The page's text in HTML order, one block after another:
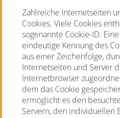
Zahlreiche Internetseiten
Cookies. Viele Cookies
sogenannte Cookie-ID.
eindeutige Kennung des
aus einer Zeichenfolge,
Internetseiten und Server
Internetbrowser
dem das Cookie
ermöglicht es den
Servern, den individuellen